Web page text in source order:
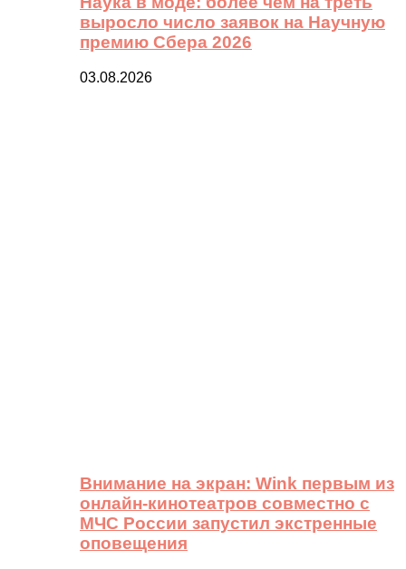
выросло число заявок на Научную
премию Сбера 2026
03.08.2026
Внимание на экран: Wink первым из
онлайн-кинотеатров совместно с
МЧС России запустил экстренные
оповещения